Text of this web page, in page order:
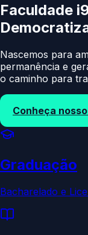
Faculdade
Nascemos para
permanência e
o caminho para
Conheça
Graduação
Bacharelado e